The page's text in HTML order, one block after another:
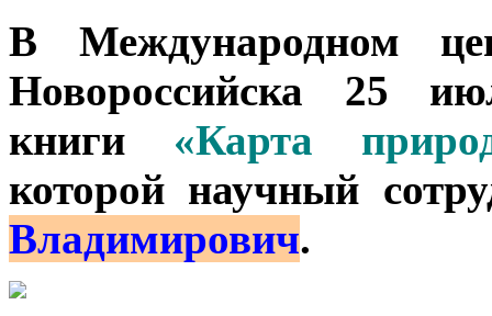
В Международном
Новороссийска 25
книги «Карта
которой научный
Владимирович.